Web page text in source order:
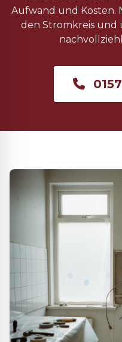
Aufwand und Kosten.
den Stromkreis und